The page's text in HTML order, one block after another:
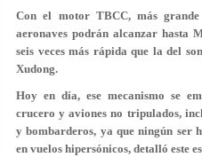
Con el motor TBCC, más
aeronaves podrán alcanzar hasta
seis veces más rápida que la del
Xudong.
Hoy en día, ese mecanismo se
crucero y aviones no tripulados,
y bombarderos, ya que ningún ser
en vuelos hipersónicos, detalló este